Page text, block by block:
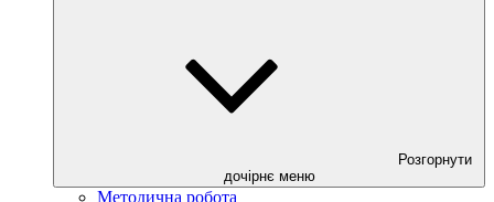
Розгорнути
дочірнє меню
Методична робота